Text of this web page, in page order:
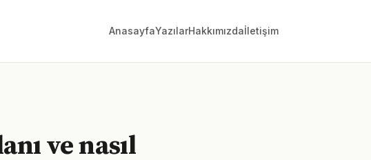
AnasayfaYazılarHakkımızdaİletişim
ve nasıl